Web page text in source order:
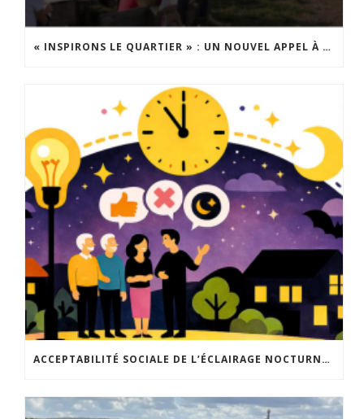
« INSPIRONS LE QUARTIER » : UN NOUVEL APPEL À PROJETS EST LANCÉ !
ACCEPTABILITÉ SOCIALE DE L’ÉCLAIRAGE NOCTURNE : LE REPLAY EST DISPONIBLE